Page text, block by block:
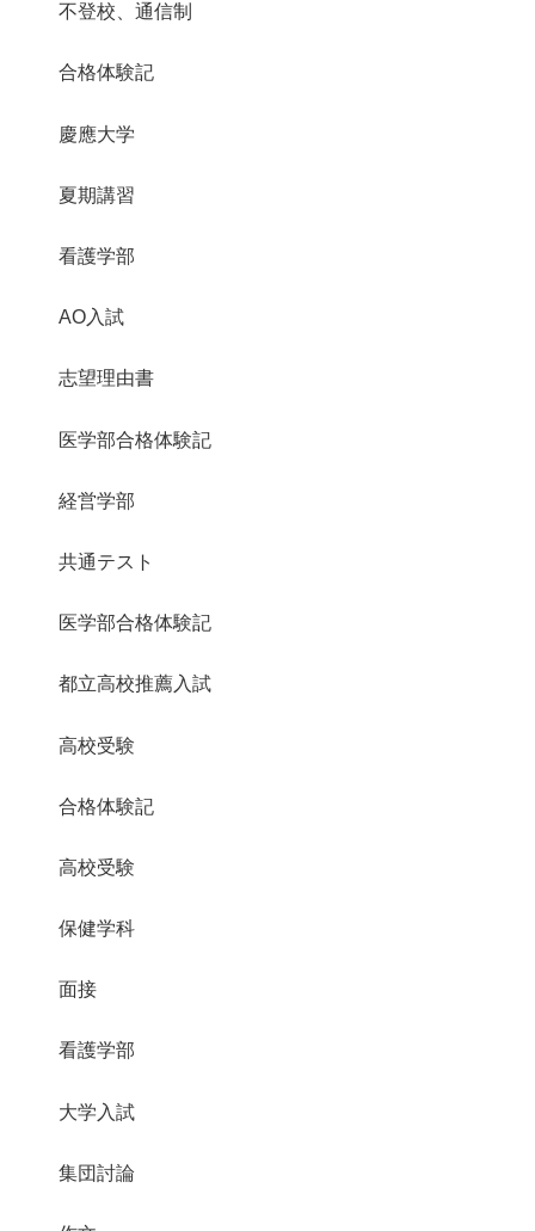
不登校、通信制
合格体験記
慶應大学
夏期講習
看護学部
AO入試
志望理由書
医学部合格体験記
経営学部
共通テスト
医学部合格体験記
都立高校推薦入試
高校受験
合格体験記
高校受験
保健学科
面接
看護学部
大学入試
集団討論